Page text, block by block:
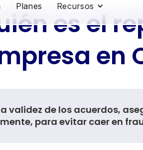
Planes Recursos
es el
en
validez de los acuerdos,
para evitar caer en